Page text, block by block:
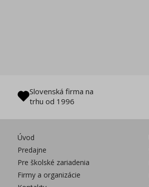
Slovenská firma na
trhu od 1996
Úvod
Predajne
Pre školské zariadenia
Firmy a organizácie